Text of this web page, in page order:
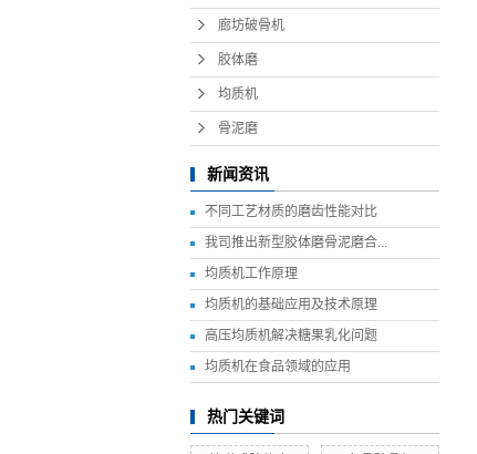
廊坊破骨机
胶体磨
均质机
骨泥磨
新闻资讯
不同工艺材质的磨齿性能对比
我司推出新型胶体磨骨泥磨合...
均质机工作原理
均质机的基础应用及技术原理
高压均质机解决糖果乳化问题
均质机在食品领域的应用
热门关键词